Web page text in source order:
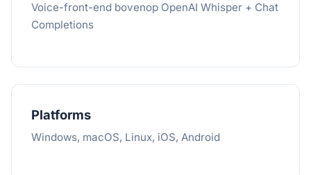
Voice-front-end bovenop OpenAI Whisper + Chat
Completions
Platforms
Windows, macOS, Linux, iOS, Android